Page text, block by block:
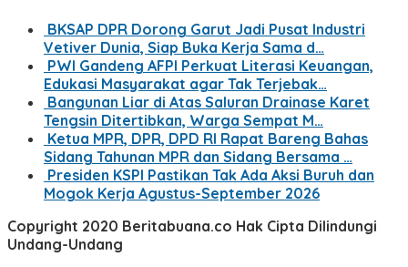
BKSAP DPR Dorong Garut Jadi Pusat Industri
Vetiver Dunia, Siap Buka Kerja Sama d…
PWI Gandeng AFPI Perkuat Literasi Keuangan,
Edukasi Masyarakat agar Tak Terjebak…
Bangunan Liar di Atas Saluran Drainase Karet
Tengsin Ditertibkan, Warga Sempat M…
Ketua MPR, DPR, DPD RI Rapat Bareng Bahas
Sidang Tahunan MPR dan Sidang Bersama …
Presiden KSPI Pastikan Tak Ada Aksi Buruh dan
Mogok Kerja Agustus-September 2026
Copyright 2020 Beritabuana.co Hak Cipta Dilindungi
Undang-Undang